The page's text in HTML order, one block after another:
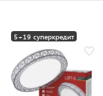
5+19 суперкредит
Разумная цена